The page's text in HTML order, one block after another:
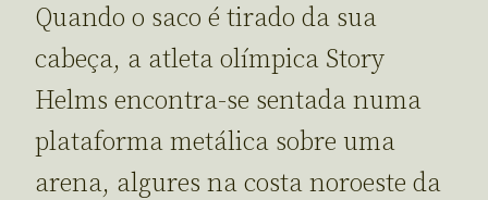
Quando o saco é tirado da sua
cabeça, a atleta olímpica Story
Helms encontra-se sentada numa
plataforma metálica sobre uma
arena, algures na costa noroeste da